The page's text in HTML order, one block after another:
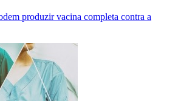
produzir vacina completa contra a